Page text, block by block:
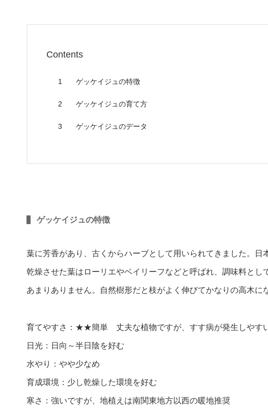
Contents
1 ゲッケイジュの特徴
2 ゲッケイジュの育て方
3 ゲッケイジュのデータ
ゲッケイジュの特徴
葉に芳香があり、古くからハーブとして用いられてきました。
乾燥させた葉はローリエやベイリーフなどと呼ばれ、調味料と
あまりありません。自然樹形だと枝がよく伸びてかなりの高木
育てやすさ：★★簡単 丈夫な植物ですが、すす病が発生しやす
日光：日向～半日陰を好む
水やり：やや少なめ
育成環境：少し乾燥した環境を好む
寒さ：強いですが、地植えは南関東地方以西の暖地推奨